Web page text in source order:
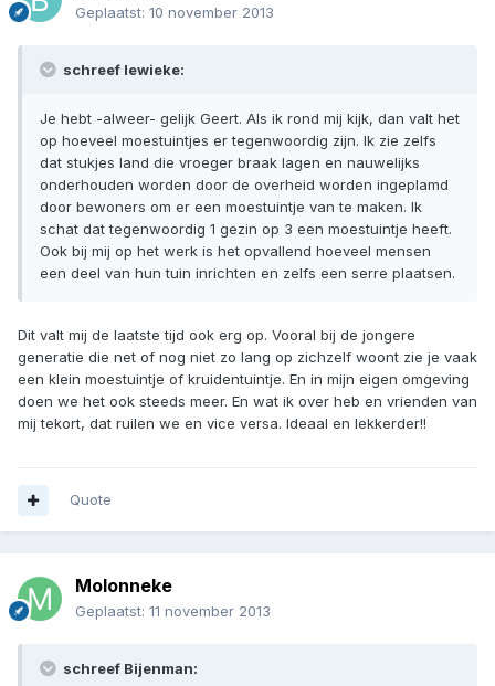
Geplaatst: 10 november 2013
schreef lewieke:
Je hebt -alweer- gelijk Geert. Als ik rond mij kijk, dan valt het
op hoeveel moestuintjes er tegenwoordig zijn. Ik zie zelfs
dat stukjes land die vroeger braak lagen en nauwelijks
onderhouden worden door de overheid worden ingeplamd
door bewoners om er een moestuintje van te maken. Ik
schat dat tegenwoordig 1 gezin op 3 een moestuintje heeft.
Ook bij mij op het werk is het opvallend hoeveel mensen
een deel van hun tuin inrichten en zelfs een serre plaatsen.
Dit valt mij de laatste tijd ook erg op. Vooral bij de jongere
generatie die net of nog niet zo lang op zichzelf woont zie je vaak
een klein moestuintje of kruidentuintje. En in mijn eigen omgeving
doen we het ook steeds meer. En wat ik over heb en vrienden van
mij tekort, dat ruilen we en vice versa. Ideaal en lekkerder!!
Quote
Molonneke
Geplaatst: 11 november 2013
schreef Bijenman: